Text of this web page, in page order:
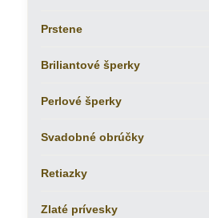
Prstene
Briliantové šperky
Perlové šperky
Svadobné obrúčky
Retiazky
Zlaté prívesky